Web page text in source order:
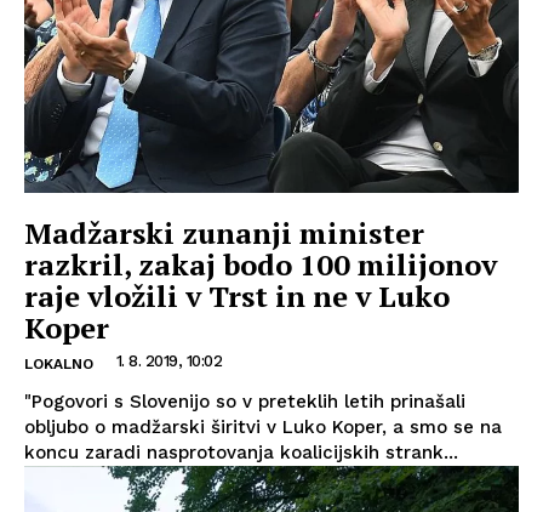
Madžarski zunanji minister
razkril, zakaj bodo 100 milijonov
raje vložili v Trst in ne v Luko
Koper
LOKALNO 1. 8. 2019, 10:02
"Pogovori s Slovenijo so v preteklih letih prinašali
obljubo o madžarski širitvi v Luko Koper, a smo se na
koncu zaradi nasprotovanja koalicijskih strank...